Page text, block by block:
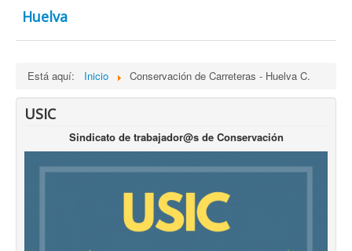
Huelva
Está aquí: Inicio Conservación de Carreteras - Huelva C.
USIC
Sindicato de trabajador@s de Conservación